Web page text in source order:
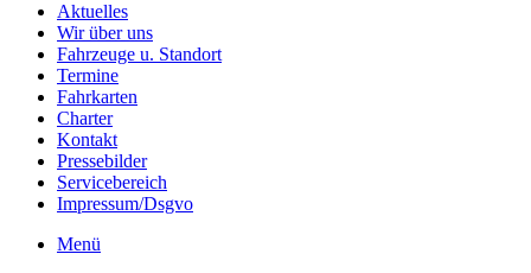
Aktuelles
Wir über uns
Fahrzeuge u. Standort
Termine
Fahrkarten
Charter
Kontakt
Pressebilder
Servicebereich
Impressum/Dsgvo
Menü